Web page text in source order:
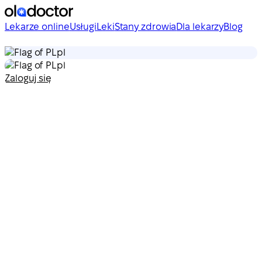
Lekarze onlineUsługi LekiStany zdrowiaDla lekarzyBlog
pl
pl
Zaloguj się